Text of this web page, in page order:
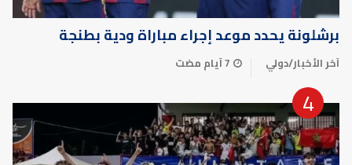
برشلونة يحدد موعد إجراء مباراة ودية بطنجة
آخر الأخبار/دولي 7 أيام مضت